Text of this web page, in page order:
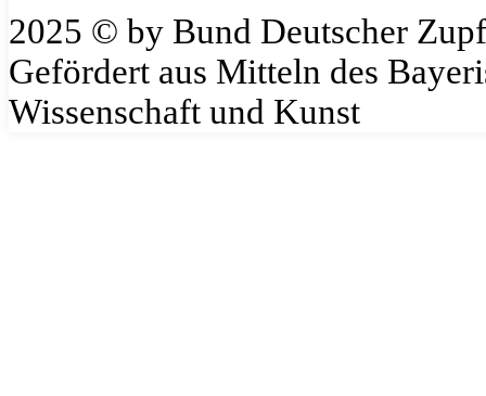
2025 © by Bund Deutscher
Gefördert aus Mitteln des
Wissenschaft und Kunst